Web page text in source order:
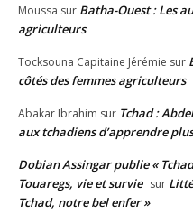
Moussa sur Batha-Ouest : Les
agriculteurs
Tocksouna Capitaine Jérémie sur
côtés des femmes agriculteurs
Abakar Ibrahim sur Tchad :
aux tchadiens d’apprendre
Dobian Assingar publie «
Touaregs, vie et survie sur
Tchad, notre bel enfer »